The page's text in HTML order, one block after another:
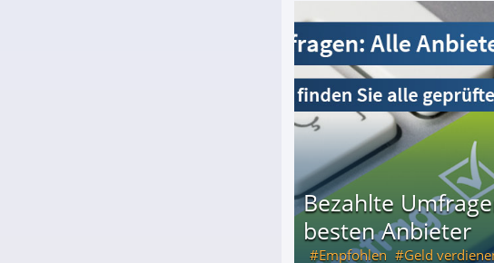
Arbeitslosengeld: Wofür bekommt man es und wie viel?
Bezahlte
besten Anbieter
Empfohlen Geld